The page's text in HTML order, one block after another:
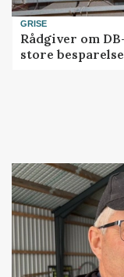
GRISE
Rådgiver om
store